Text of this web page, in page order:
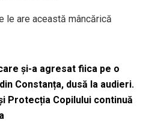
le are această mâncărică
și-a agresat fiica pe o
Constanța, dusă la audieri.
Protecția Copilului continuă